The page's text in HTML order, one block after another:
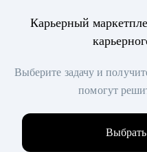
Карьерный
Выберите задачу и
помогут
Выбрать